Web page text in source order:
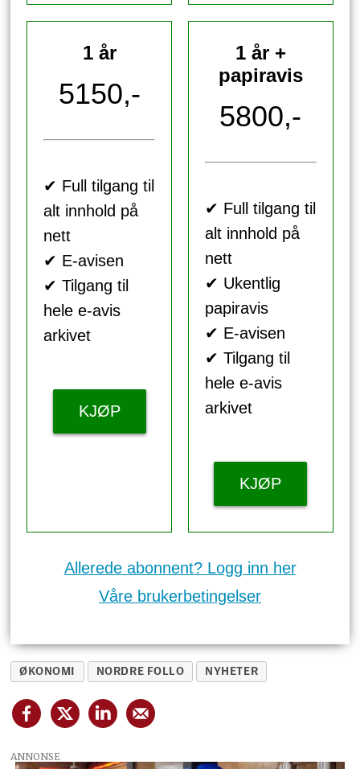
1 år
5150,-
✔ Full tilgang til
alt innhold på
nett
✔ E-avisen
✔ Tilgang til
hele e-avis
arkivet
KJØP
1 år +
papiravis
5800,-
✔ Full tilgang til
alt innhold på
nett
✔ Ukentlig
papiravis
✔ E-avisen
✔ Tilgang til
hele e-avis
arkivet
KJØP
Allerede abonnent? Logg inn her
Våre brukerbetingelser
ØKONOMI NORDRE FOLLO NYHETER
ANNONSE